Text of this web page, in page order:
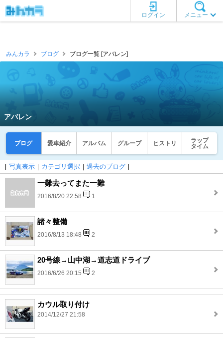
メニュー
ログイン
みんカラ ブログ ブログ一覧 [アバレン]
アバレン
ブログ 愛車紹介 アルバム グループ ヒストリ
ラップ
タイム
[ 写真表示 ｜ カテゴリ選択 ｜ 過去のブログ ]
一難去ってまた一難
2016/8/20 22:58 1
諸々整備
2016/8/13 18:48 2
20号線→山中湖→道志道ドライブ
2016/6/26 20:15 2
カウル取り付け
2014/12/27 21:58